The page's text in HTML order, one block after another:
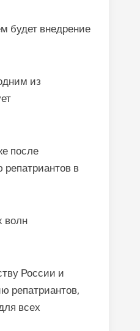
будет внедрение
из
после
в
волн
России и
репатриантов,
всех